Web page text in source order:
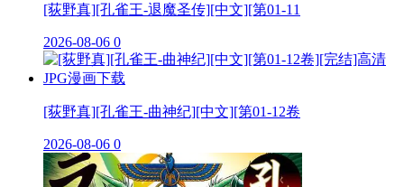
[荻野真][孔雀王-退魔圣传][中文][第01-11
2026-08-06 0
[荻野真][孔雀王-曲神纪][中文][第01-12卷
2026-08-06 0